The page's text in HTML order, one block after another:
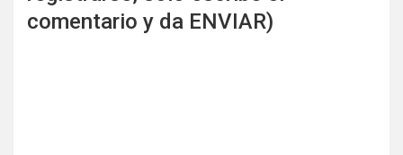
comentario y da ENVIAR)